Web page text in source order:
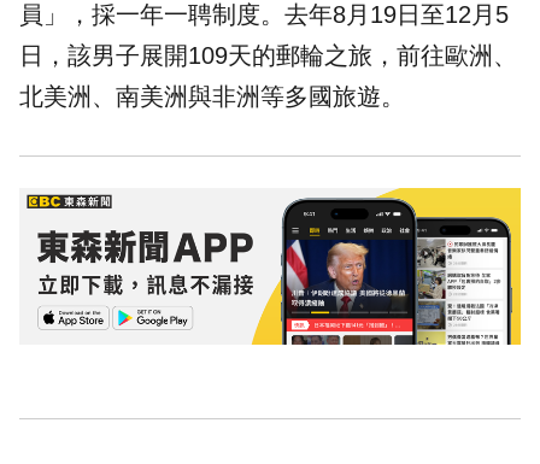
員」，採一年一聘制度。去年8月19日至12月5
日，該男子展開109天的郵輪之旅，前往歐洲、
北美洲、南美洲與非洲等多國旅遊。